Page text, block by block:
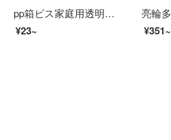
pp箱ビス家庭用透明収納箱電子五金部品プラスチックケース部品箱SYC-529
¥23~
¥351~